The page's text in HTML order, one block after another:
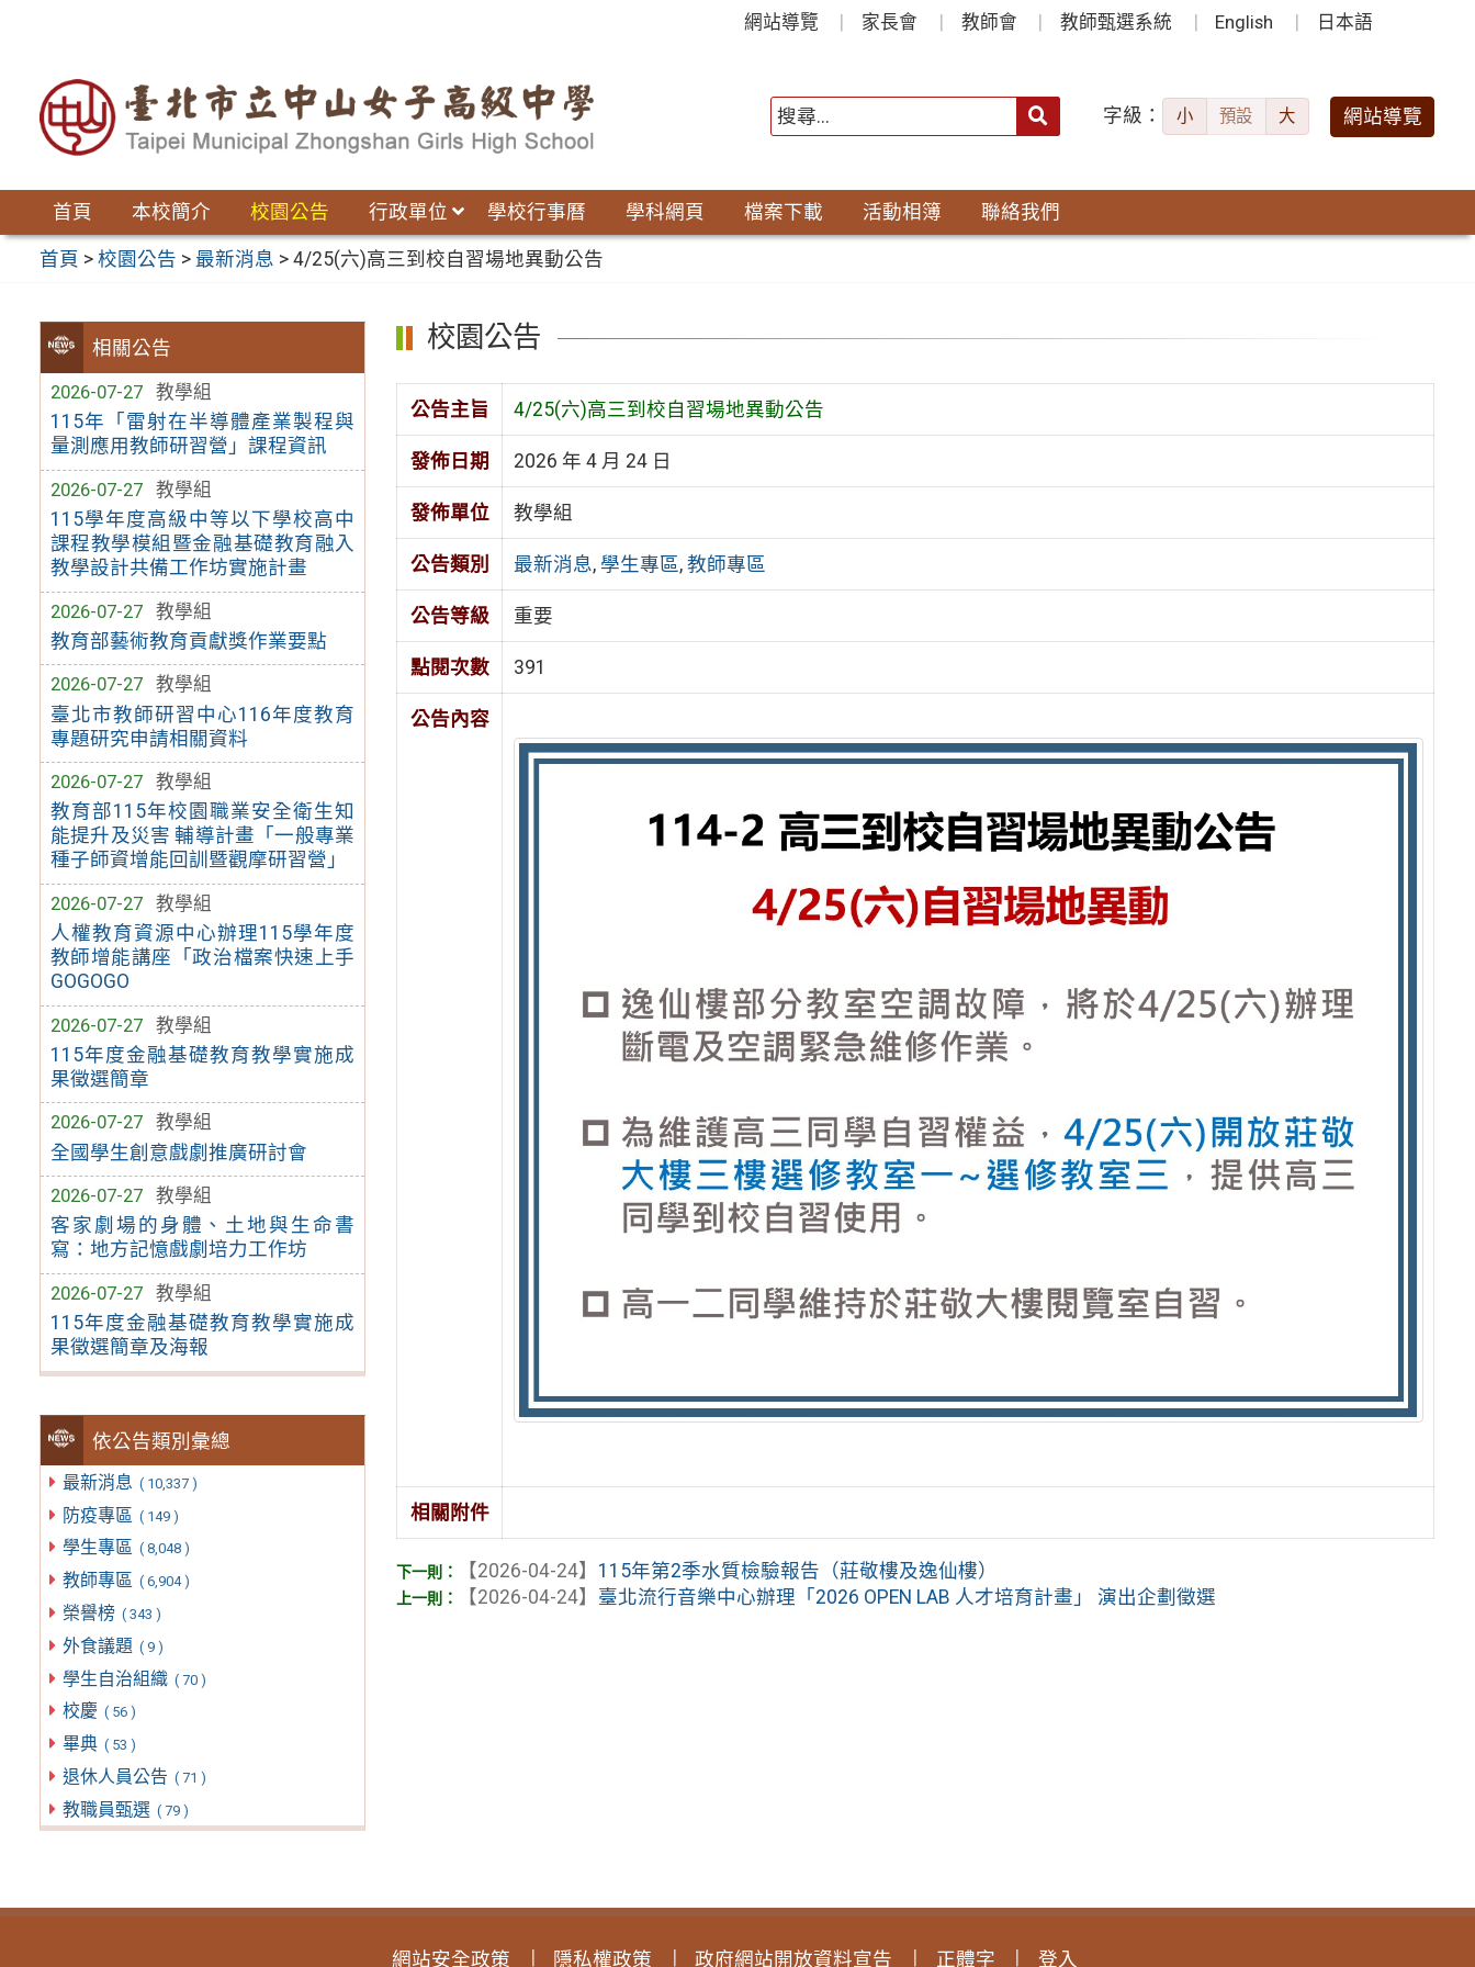
網站導覽 家長會 教師會 教師甄選系統 English 日本語
字級： 小 預設 大 網站導覽
首頁 本校簡介 校園公告 行政單位 學校行事曆 學科網頁 檔案下載 活動相簿 聯絡我們
首頁 >校園公告 > 最新消息 >4/25(六)高三到校自習場地異動公告
相關公告
2026-07-27
教學組
115年「雷射在半導體產業製程與
量測應用教師研習營」課程資訊
2026-07-27
教學組
115學年度高級中等以下學校高中
課程教學模組暨金融基礎教育融入
教學設計共備工作坊實施計畫
2026-07-27
教學組
教育部藝術教育貢獻獎作業要點
2026-07-27
教學組
臺北市教師研習中心116年度教育
專題研究申請相關資料
2026-07-27
教學組
教育部115年校園職業安全衛生知
能提升及災害 輔導計畫「一般專業
種子師資增能回訓暨觀摩研習營」
2026-07-27
教學組
人權教育資源中心辦理115學年度
教師增能講座「政治檔案快速上手
GOGOGO
2026-07-27
教學組
115年度金融基礎教育教學實施成
果徵選簡章
2026-07-27
教學組
全國學生創意戲劇推廣研討會
2026-07-27
教學組
客家劇場的身體、土地與生命書
寫：地方記憶戲劇培力工作坊
2026-07-27
教學組
115年度金融基礎教育教學實施成
果徵選簡章及海報
依公告類別彙總
最新消息 ( 10,337 )
防疫專區 ( 149 )
學生專區 ( 8,048 )
教師專區 ( 6,904 )
榮譽榜 ( 343 )
外食議題 ( 9 )
學生自治組織 ( 70 )
校慶 ( 56 )
畢典 ( 53 )
退休人員公告 ( 71 )
教職員甄選 ( 79 )
校園公告
公告主旨 4/25(六)高三到校自習場地異動公告
發佈日期 2026 年 4 月 24 日
發佈單位 教學組
公告類別 最新消息, 學生專區, 教師專區
公告等級 重要
點閱次數 391
公告內容
相關附件
【2026-04-24】 115年第2季水質檢驗報告（莊敬樓及逸仙樓）
【2026-04-24】 臺北流行音樂中心辦理「2026 OPEN LAB 人才培育計畫」 演出企劃徵選
網站安全政策 隱私權政策 政府網站開放資料宣告 正體字 登入